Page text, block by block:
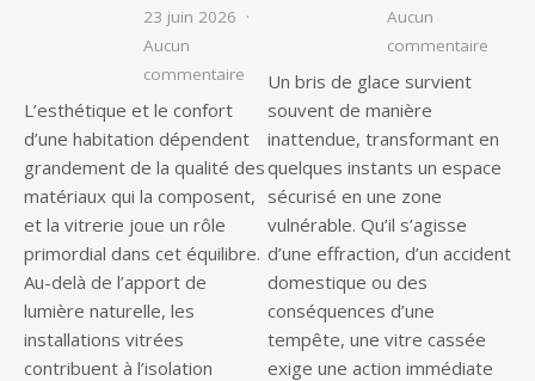
23 juin 2026
Aucun
commentaire sur Vitrier à Versoix : les services
L’esthétique et le confort
d’une habitation dépendent
grandement de la qualité des
matériaux qui la composent,
et la vitrerie joue un rôle
primordial dans cet équilibre.
Au-delà de l’apport de
lumière naturelle, les
installations vitrées
contribuent à l’isolation
Aucun
commentaire
Un bris de glace survient
souvent de manière
inattendue, transformant en
quelques instants un espace
sécurisé en une zone
vulnérable. Qu’il s’agisse
d’une effraction, d’un accident
domestique ou des
conséquences d’une
tempête, une vitre cassée
exige une action immédiate